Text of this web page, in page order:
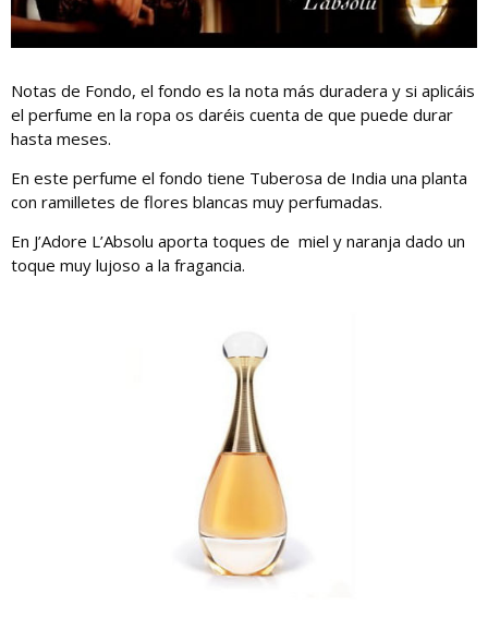
Notas de Fondo, el fondo es la nota más duradera y si aplicáis
el perfume en la ropa os daréis cuenta de que puede durar
hasta meses.
En este perfume el fondo tiene Tuberosa de India una planta
con ramilletes de flores blancas muy perfumadas.
En J’Adore L’Absolu aporta toques de miel y naranja dado un
toque muy lujoso a la fragancia.